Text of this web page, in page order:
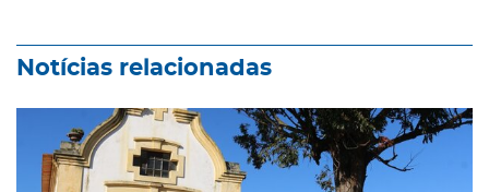
Notícias relacionadas